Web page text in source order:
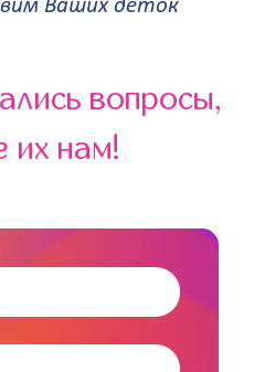
Ваших деток
вопросы,
их нам!